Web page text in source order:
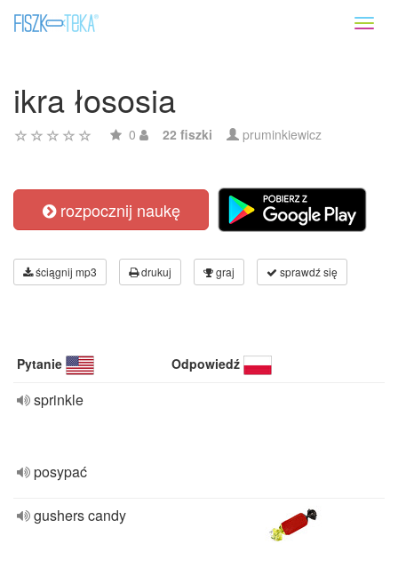
ikra łososia
0 22 fiszki pruminkiewicz
rozpocznij naukę
ściągnij mp3 drukuj graj sprawdź się
Pytanie Odpowiedź
sprinkle
posypać
gushers candy